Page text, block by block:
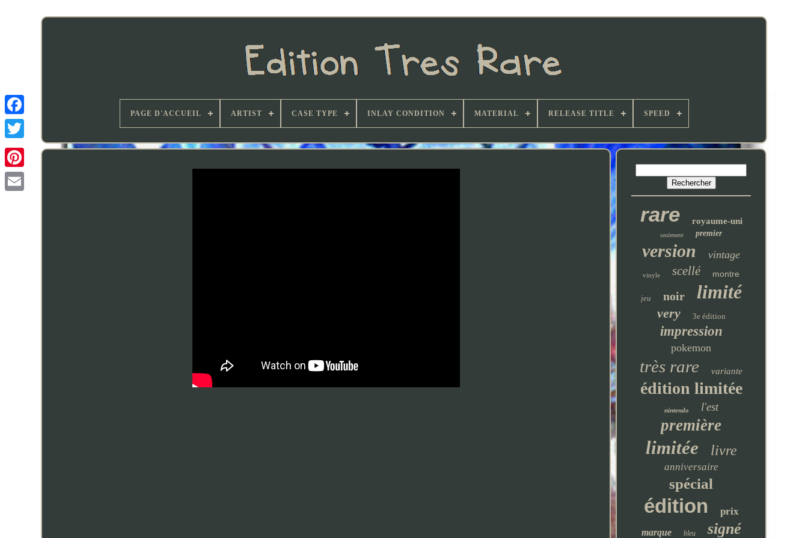
PAGE D'ACCUEIL ARTIST CASE TYPE INLAY CONDITION MATERIAL RELEASE TITLE SPEED
rare royaume-uni
seulement premier
version vintage
vinyle scellé montre
jeu noir limité
very 3e édition
impression
pokemon
très rare variante
édition limitée
nintendo l'est
première
limitée livre
anniversaire
spécial
édition prix
marque bleu signé